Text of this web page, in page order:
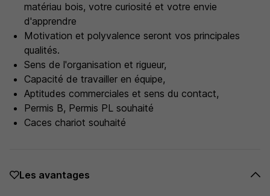
matériau bois, votre curiosité et votre envie
d'apprendre
Motivation et polyvalence seront vos principales
qualités.
Sens de l'organisation et rigueur,
Capacité de travailler en équipe,
Aptitudes commerciales et sens du contact,
Permis B, Permis PL souhaité
Caces chariot souhaité
Les avantages